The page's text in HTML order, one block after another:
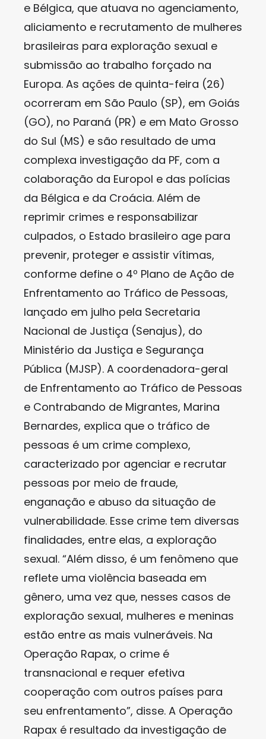
e Bélgica, que atuava no agenciamento,
aliciamento e recrutamento de mulheres
brasileiras para exploração sexual e
submissão ao trabalho forçado na
Europa. As ações de quinta-feira (26)
ocorreram em São Paulo (SP), em Goiás
(GO), no Paraná (PR) e em Mato Grosso
do Sul (MS) e são resultado de uma
complexa investigação da PF, com a
colaboração da Europol e das polícias
da Bélgica e da Croácia. Além de
reprimir crimes e responsabilizar
culpados, o Estado brasileiro age para
prevenir, proteger e assistir vítimas,
conforme define o 4º Plano de Ação de
Enfrentamento ao Tráfico de Pessoas,
lançado em julho pela Secretaria
Nacional de Justiça (Senajus), do
Ministério da Justiça e Segurança
Pública (MJSP). A coordenadora-geral
de Enfrentamento ao Tráfico de Pessoas
e Contrabando de Migrantes, Marina
Bernardes, explica que o tráfico de
pessoas é um crime complexo,
caracterizado por agenciar e recrutar
pessoas por meio de fraude,
enganação e abuso da situação de
vulnerabilidade. Esse crime tem diversas
finalidades, entre elas, a exploração
sexual. “Além disso, é um fenômeno que
reflete uma violência baseada em
gênero, uma vez que, nesses casos de
exploração sexual, mulheres e meninas
estão entre as mais vulneráveis. Na
Operação Rapax, o crime é
transnacional e requer efetiva
cooperação com outros países para
seu enfrentamento”, disse. A Operação
Rapax é resultado da investigação de